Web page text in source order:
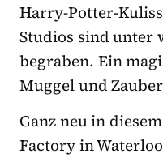
Harry-Potter-
Studios sind unter
begraben. Ein
Muggel und
Ganz neu in
Factory in